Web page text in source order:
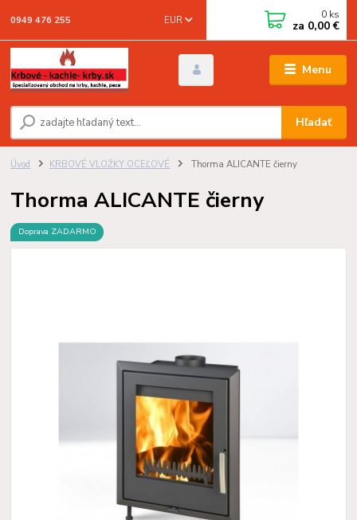
Menu
EUR
Hľadať
0949 476 255 0 ks
za 0,00 €
Úvod KRBOVÉ VLOŽKY OCEĽOVÉ Thorma ALICANTE čierny
Thorma ALICANTE čierny
Doprava ZADARMO